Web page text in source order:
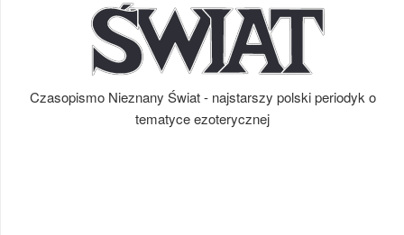
Czasopismo Nieznany Świat - najstarszy polski periodyk o
tematyce ezoterycznej